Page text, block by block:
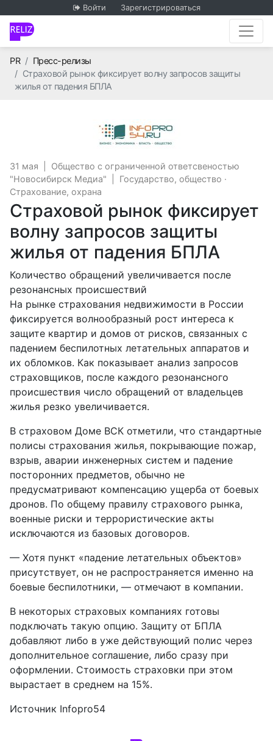
Войти Зарегистрироваться
PRГлавная
Пресс-релизы
Страховой рынок фиксирует волну запросов защиты
жилья от падения БПЛА
31 мая
Общество с ограниченной ответсвеностью
"Новосибирск Медиа"
Государство, общество ·
Страхование, охрана
Страховой рынок фиксирует
волну запросов защиты
жилья от падения БПЛА
Количество обращений увеличивается после
резонансных происшествий
На рынке страхования недвижимости в России
фиксируется волнообразный рост интереса к
защите квартир и домов от рисков, связанных с
падением беспилотных летательных аппаратов и
их обломков. Как показывает анализ запросов
страховщиков, после каждого резонансного
происшествия число обращений от владельцев
жилья резко увеличивается.
В страховом Доме ВСК отметили, что стандартные
полисы страхования жилья, покрывающие пожар,
взрыв, аварии инженерных систем и падение
посторонних предметов, обычно не
предусматривают компенсацию ущерба от боевых
дронов. По общему правилу страхового рынка,
военные риски и террористические акты
исключаются из базовых договоров.
— Хотя пункт «падение летательных объектов»
присутствует, он не распространяется именно на
боевые беспилотники, — отмечают в компании.
В некоторых страховых компаниях готовы
подключать такую опцию. Защиту от БПЛА
добавляют либо в уже действующий полис через
дополнительное соглашение, либо сразу при
оформлении. Стоимость страховки при этом
вырастает в среднем на 15%.
Источник Infopro54